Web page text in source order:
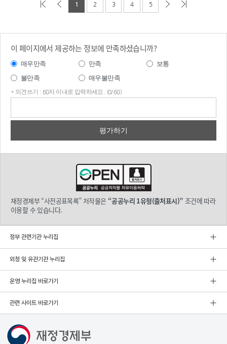
1 2 3 4 5
이 페이지에서 제공하는 정보에 만족하셨습니까?
매우만족 만족
보통
불만족
매우불만족
* 의견쓰기 : 60자 이내로 입력하세요. (0/60)
재정경제부 “사전공표목록” 저작물은 “공공누리 1유형(출처표시)” 조건에 따라
이용할 수 있습니다.
정부 관련기관 누리집
외청 및 유관기관 누리집
운영 누리집 바로가기
관련 사이트 바로가기